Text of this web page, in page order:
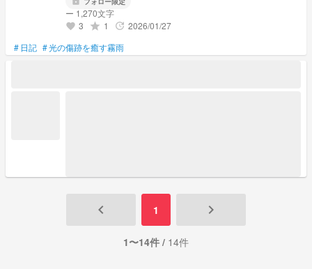
ー 1,270文字
favorite 3 grade 1 update 2026/01/27
# 日記 #光の傷跡を癒す霧雨
keyboard_arrow_left 1 keyboard_arrow_right
1〜14件 / 14件